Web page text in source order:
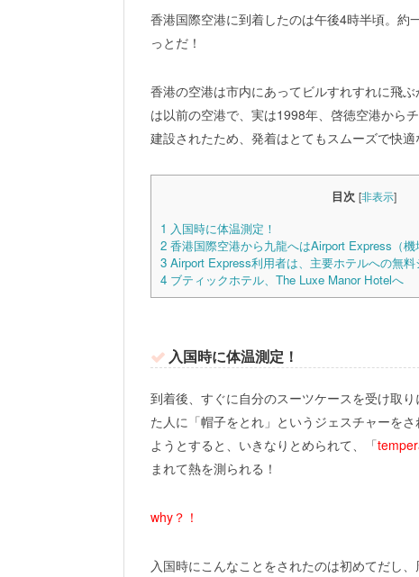
香港国際空港に到着したのは午後4時半頃。
っとだ！
香港の空港は市内にあってビルすれすれに飛
は以前の空港で、実は1998年、啓徳空港から
建設されたため、発着はとてもスムーズで快適
目次 [非表示]
1 入国時に体温測定！
2 香港国際空港から九龍へはAirport Express（
3 Airport Express利用者は、主要ホテルへの無
4 ブティックホテル、The Luxe Manor Hotelへ
入国時に体温測定！
到着後、すぐに自分のスーツケースを受け取
た人に「帽子をとれ」というジェスチャーを
ようとすると、いきなりとめられて、「
まれて熱を測られる！
why？！
入国時にこんなことをされたのは初めてだし